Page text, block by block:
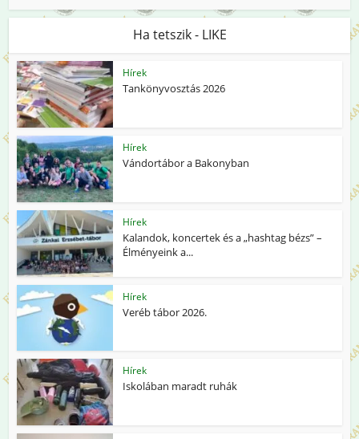
Ha tetszik - LIKE
Hírek
Tankönyvosztás 2026
Hírek
Vándortábor a Bakonyban
Hírek
Kalandok, koncertek és a „hashtag bézs” –
Élményeink a...
Hírek
Veréb tábor 2026.
Hírek
Iskolában maradt ruhák